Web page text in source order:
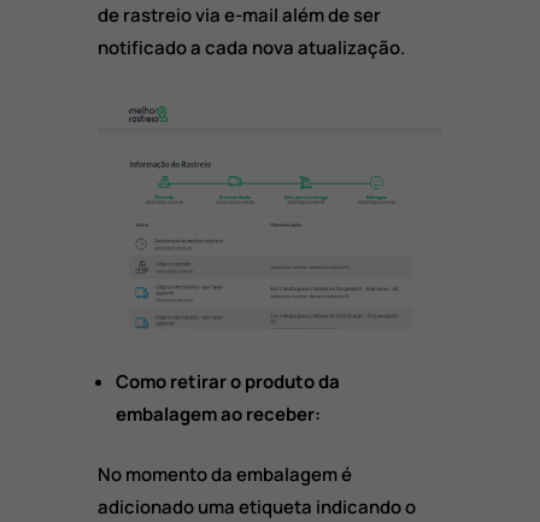
de rastreio via e-mail além de ser
notificado a cada nova atualização.
Como retirar o produto da
embalagem ao receber:
No momento da embalagem é
adicionado uma etiqueta indicando o